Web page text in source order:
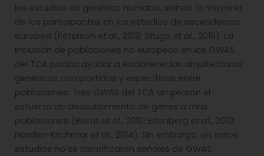
los estudios de genética humana, siendo la mayoría
de los participantes en los estudios de ascendencia
europea (Peterson et al. , 2019; Sirugo et al. , 2019). La
inclusión de poblaciones no europeas en los GWAS
del TCA podría ayudar a esclarecer las arquitecturas
genéticas compartidas y específicas entre
poblaciones. Tres GWAS del TCA ampliaron el
esfuerzo de descubrimiento de genes a más
poblaciones (Bierut et al. , 2010; Edenberg et al. , 2010;
Norden-Krichmar et al. , 2014). Sin embargo, en estos
estudios no se identificaron señales de GWAS.